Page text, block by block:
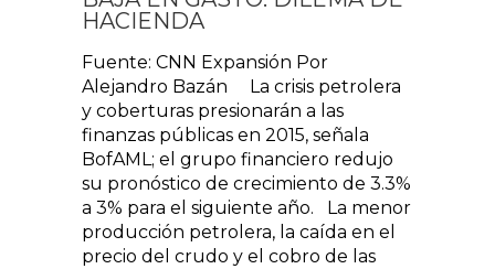
HACIENDA
Fuente: CNN Expansión Por
Alejandro Bazán La crisis petrolera
y coberturas presionarán a las
finanzas públicas en 2015, señala
BofAML; el grupo financiero redujo
su pronóstico de crecimiento de 3.3%
a 3% para el siguiente año. La menor
producción petrolera, la caída en el
precio del crudo y el cobro de las